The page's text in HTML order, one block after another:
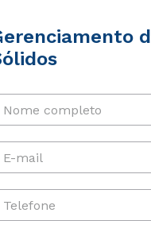
Nome completo
E-mail
Telefone